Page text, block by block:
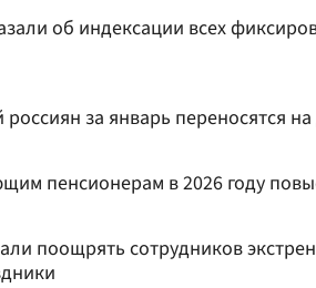
об индексации всех
за январь переносятся на
пенсионерам в 2026 году
поощрять сотрудников